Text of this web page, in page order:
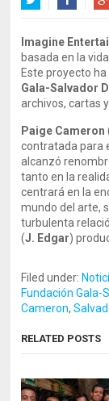
Imagine
basada en la
Este proyecto
Gala-Salvador
archivos, cartas
Paige Cameron
contratada para
alcanzó
tanto en la
centrará en la
mundo del arte,
turbulenta
(J. Edgar)
Filed under:
Fundación Gala-
Cameron,
RELATED POSTS